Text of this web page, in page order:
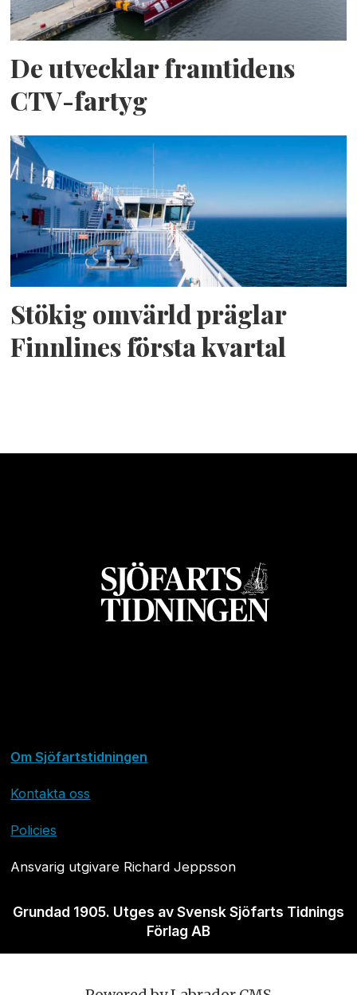
De utvecklar framtidens
CTV-fartyg
Stökig omvärld präglar
Finnlines första kvartal
Om Sjöfartstidningen
Kontakta oss
Policies
Ansvarig utgivare Richard Jeppsson
Grundad 1905. Utges av Svensk Sjöfarts Tidnings
Förlag AB